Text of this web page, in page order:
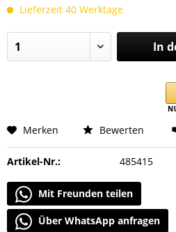
Lieferzeit 40 Werktage
In
Merken Bewerten
Artikel-Nr.: 485415
Mit Freunden teilen
Über WhatsApp anfragen